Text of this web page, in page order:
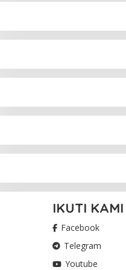
IKUTI KAMI
Facebook
Telegram
Youtube